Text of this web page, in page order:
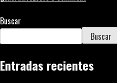
generativo
de
la
Buscar
Buscar
Entradas recientes